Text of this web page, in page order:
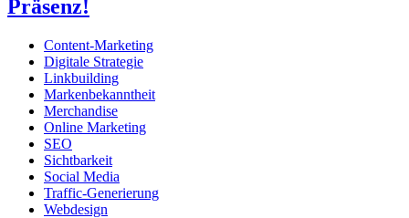
Präsenz!
Content-Marketing
Digitale Strategie
Linkbuilding
Markenbekanntheit
Merchandise
Online Marketing
SEO
Sichtbarkeit
Social Media
Traffic-Generierung
Webdesign